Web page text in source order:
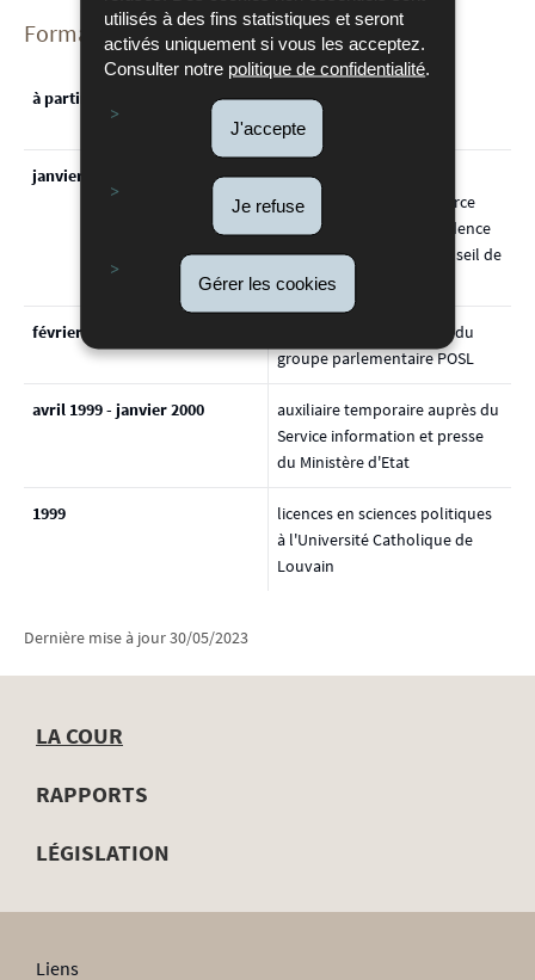
utilisés à des fins statistiques et seront
activés uniquement si vous les acceptez.
Consulter notre politique de confidentialité.
J'accepte
Je refuse
Gérer les cookies
Formation et expérience professionnelle:
à partir du 1er juillet 2005
conseiller à la Cour des
comptes
janvier 2005 - juin 2005
attaché au Ministère de
l'Economie et du commerce
extérieur lors de la Présidence
luxembourgeoise du Conseil de
l'Union européenne
février 2000 - décembre 2004
conseiller parlementaire du
groupe parlementaire POSL
avril 1999 - janvier 2000
auxiliaire temporaire auprès du
Service information et presse
du Ministère d'Etat
1999
licences en sciences politiques
à l'Université Catholique de
Louvain
Dernière mise à jour30/05/2023
Menu
de
LA COUR
RAPPORTS
LÉGISLATION
Liens